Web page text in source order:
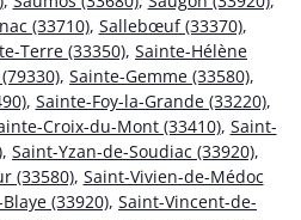
(33710), Sallebœuf (33370),
Terre (33350), Sainte-Hélène
, Sainte-Gemme (33580),
, Sainte-Foy-la-Grande (33220),
Croix-du-Mont (33410), Saint-
, Saint-Yzan-de-Soudiac (33920),
(33580), Saint-Vivien-de-Médoc
(33920), Saint-Vincent-de-